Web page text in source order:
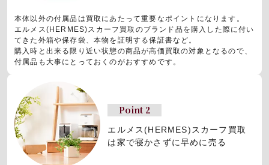
本体以外の付属品は買取にあたって重要なポイントになります。
エルメス(HERMES)スカーフ買取のブランド品を購入した際に付い
てきた外箱や保存袋、本物を証明する保証書など。
購入時と出来る限り近い状態の商品が高価買取の対象となるので、
付属品も大事にとっておくのがおすすめです。
Point 2
エルメス(HERMES)スカーフ買取
は家で寝かさずに早めに売る